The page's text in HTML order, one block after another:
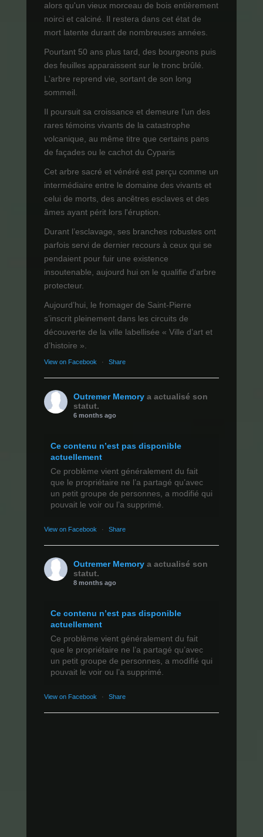
alors qu'un vieux morceau de bois entièrement
noirci et calciné. Il restera dans cet état de
mort latente durant de nombreuses années.
Pourtant 50 ans plus tard, des bourgeons puis
des feuilles apparaissent sur le tronc brûlé.
L'arbre reprend vie, sortant de son long
sommeil.
Il poursuit sa croissance et demeure l’un des
rares témoins vivants de la catastrophe
volcanique, au même titre que certains pans
de façades ou le cachot du Cyparis
Cet arbre sacré et vénéré est perçu comme un
intermédiaire entre le domaine des vivants et
celui de morts, des ancêtres esclaves et des
âmes ayant périt lors l'éruption.
Durant l’esclavage, ses branches robustes ont
parfois servi de dernier recours à ceux qui se
pendaient pour fuir une existence
insoutenable, aujourd hui on le qualifie d'arbre
protecteur.
Aujourd’hui, le fromager de Saint-Pierre
s’inscrit pleinement dans les circuits de
découverte de la ville labellisée « Ville d’art et
d’histoire ».
View on Facebook · Share
Outremer Memory a actualisé son
statut.
6 months ago
Ce contenu n’est pas disponible
actuellement
Ce problème vient généralement du fait
que le propriétaire ne l’a partagé qu’avec
un petit groupe de personnes, a modifié qui
pouvait le voir ou l’a supprimé.
View on Facebook · Share
Outremer Memory a actualisé son
statut.
8 months ago
Ce contenu n’est pas disponible
actuellement
Ce problème vient généralement du fait
que le propriétaire ne l’a partagé qu’avec
un petit groupe de personnes, a modifié qui
pouvait le voir ou l’a supprimé.
View on Facebook · Share